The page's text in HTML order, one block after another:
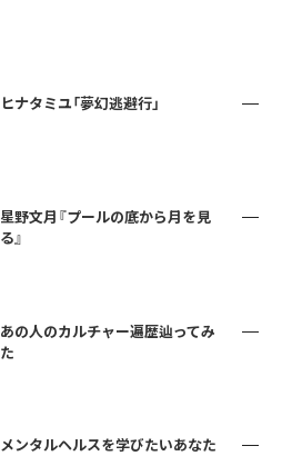
ヒナタミユ「夢幻逃避行」
星野文月『プールの底から月を見
る』
あの人のカルチャー遍歴辿ってみ
た
メンタルヘルスを学びたいあなた